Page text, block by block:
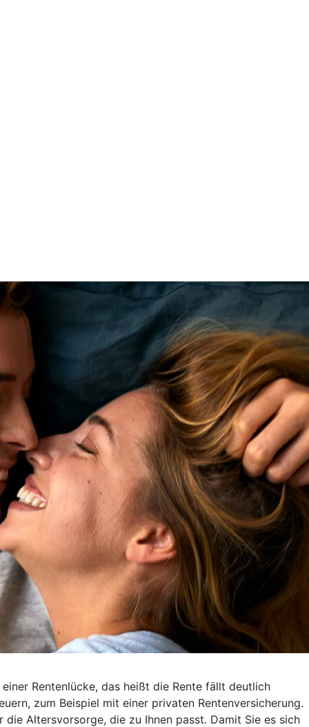
Rentenlücke, das heißt die Rente fällt deutlich
zum Beispiel mit einer privaten Rentenversicherung.
Altersvorsorge, die zu Ihnen passt. Damit Sie es sich